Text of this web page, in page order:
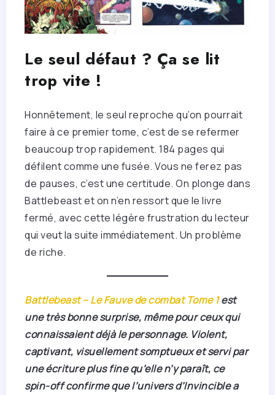
Le seul défaut ? Ça se lit
trop vite !
Honnêtement, le seul reproche qu’on pourrait
faire à ce premier tome, c’est de se refermer
beaucoup trop rapidement. 184 pages qui
défilent comme une fusée. Vous ne ferez pas
de pauses, c’est une certitude. On plonge dans
Battlebeast et on n’en ressort que le livre
fermé, avec cette légère frustration du lecteur
qui veut la suite immédiatement. Un problème
de riche.
Battlebeast – Le Fauve de combat Tome 1est
une très bonne surprise, même pour ceux qui
connaissaient déjà le personnage. Violent,
captivant, visuellement somptueux et servi par
une écriture plus fine qu’elle n’y paraît, ce
spin-off confirme que l’univers d’Invincible a